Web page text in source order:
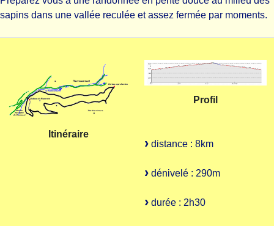
sapins dans une vallée reculée et assez fermée par moments.
Itinéraire
Profil
distance : 8km
dénivelé : 290m
durée : 2h30